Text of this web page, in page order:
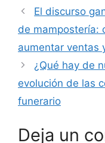
El discurso
de mampostería:
aumentar ventas
¿Qué hay de
evolución de las
funerario
Deja un